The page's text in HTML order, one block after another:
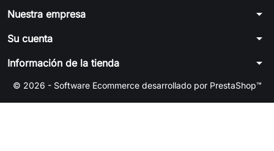
Nuestra empresa arrow_drop_down
Su cuenta arrow_drop_down
Información de la tienda arrow_drop_down
© 2026 - Software Ecommerce desarrollado por PrestaShop™